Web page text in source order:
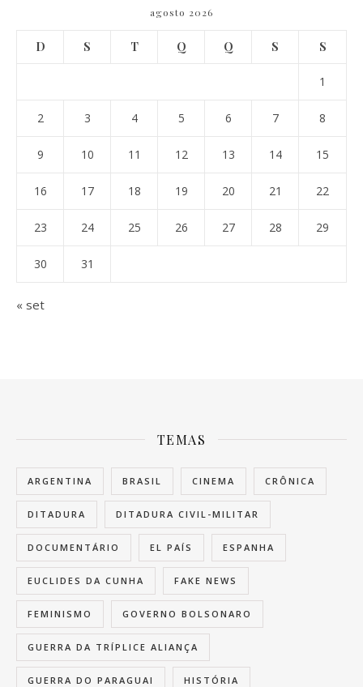
agosto 2026
D S T Q Q S S
1
2 3 4 5 6 7 8
9 10 11 12 13 14 15
16 17 18 19 20 21 22
23 24 25 26 27 28 29
30 31
« set
TEMAS
ARGENTINA BRASIL CINEMA CRÔNICA
DITADURA DITADURA CIVIL-MILITAR
DOCUMENTÁRIO EL PAÍS ESPANHA
EUCLIDES DA CUNHA FAKE NEWS
FEMINISMO GOVERNO BOLSONARO
GUERRA DA TRÍPLICE ALIANÇA
GUERRA DO PARAGUAI HISTÓRIA